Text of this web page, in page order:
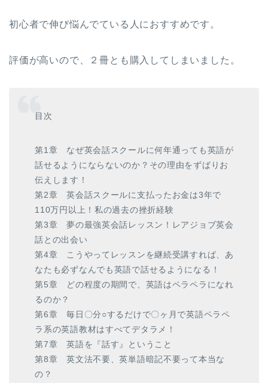
初心者で伸び悩んでている人におすすめです。
評価が高いので、２冊とも購入してしまいました。
目次
第1章 なぜ英会話スクールに何年通っても英語が
話せるようにならないのか？その理由をずばりお
伝えします！
第2章 英会話スクールに支払ったお金は3年で
110万円以上！私の過去の挫折経験
第3章 夢の最強英会話レッスン！レアジョブ英会
話との出会い
第4章 こうやってレッスンを継続受講すれば、あ
なたも必ずなんでも英語で話せるようになる！
第5章 どの程度の期間で、英語はペラペラになれ
るのか？
第6章 毎日〇分○するだけで〇ヶ月で英語ペラペ
ラ系の英語教材はすべてデタラメ！
第7章 英語を『話す』ということ
第8章 英文法不要、英単語暗記不要って本当な
の？